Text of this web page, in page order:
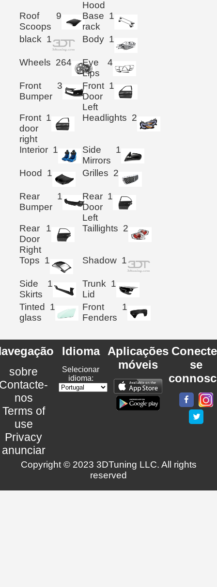
Hood
Roof
Scoops
9
Base
rack
1
black 1 Body 1
Wheels 264
Eye
Lips
4
Front
Bumper
3
Front
Door
Left
1
Front
door
right
1 Headlights 2
Interior 1
Side
Mirrors
1
Hood 1 Grilles 2
Rear
Bumper
1
Rear
Door
Left
1
Rear
Door
Right
1 Taillights 2
Tops 1 Shadow 1
Side
Skirts
1
Trunk
Lid
1
Tinted
glass
1
Front
Fenders
1
sobre
nos
Terms of
use
Privacy
anunciar
Idioma
Selecionar
idioma:
Aplicações
móveis
se
Copyright © 2023 3DTuning LLC. All rights
reserved